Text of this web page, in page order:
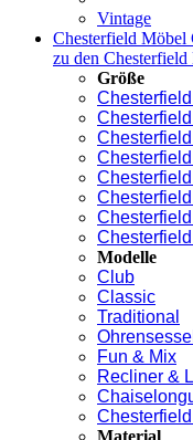
Vintage
Chesterfield Möbel
zu den Chesterfield
Größe
Modelle
Club
Classic
Traditional
Fun & Mix
Recliner &
Material